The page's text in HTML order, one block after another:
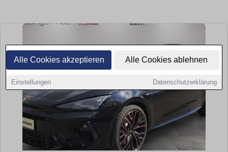
Alle Cookies akzeptieren Alle Cookies ablehnen
Einstellungen Datenschutzerklärung